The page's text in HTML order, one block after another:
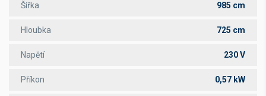
Šířka 985 cm
Hloubka 725 cm
Napětí 230 V
Příkon 0,57 kW